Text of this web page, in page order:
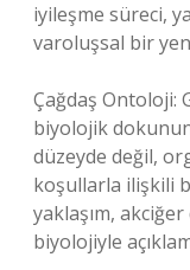
iyileşme süreci,
varoluşsal bir
Çağdaş Ontoloji:
biyolojik
düzeyde değil,
koşullarla ilişkili
yaklaşım,
biyolojiyle